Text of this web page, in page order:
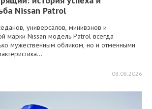
Nissan Patrol
универсалов, минивэнов и
марки Nissan модель Patrol всегда
мужественным обликом, но и отменными
08.08.2026